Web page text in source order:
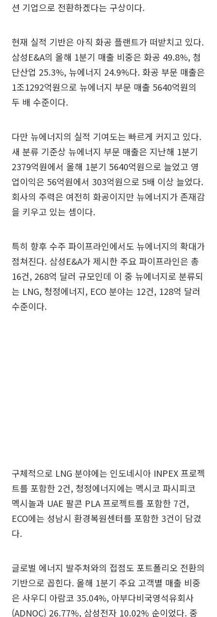
션 기업으로 전환하겠다는 구상이다.
현재 실적 기반은 아직 화공 플랜트가 떠받치고 있다.
삼성E&A의 올해 1분기 매출 비중은 화공 49.8%, 첨
단산업 25.3%, 뉴에너지 24.9%다. 화공 부문 매출은
1조1292억원으로 뉴에너지 부문 매출 5640억원의
두 배 수준이다.
다만 뉴에너지의 실적 기여도는 빠르게 커지고 있다.
새 분류 기준상 뉴에너지 부문 매출은 지난해 1분기
2379억원에서 올해 1분기 5640억원으로 늘었고 영
업이익은 56억원에서 303억원으로 5배 이상 늘었다.
회사의 주력은 여전히 화공이지만 뉴에너지가 존재감
을 키우고 있는 셈이다.
특히 향후 수주 파이프라인에서도 뉴에너지의 확대가
점쳐진다. 삼성E&A가 제시한 주요 파이프라인은 총
16건, 268억 달러 규모인데 이 중 뉴에너지로 분류되
는 LNG, 청정에너지, ECO 분야는 12건, 128억 달러
수준이다.
구체적으로 LNG 분야에는 인도네시아 INPEX 프로젝
트를 포함한 2건, 청정에너지에는 멕시코 파시피코
멕시놀과 UAE 팔콘 PLA 프로젝트를 포함한 7건,
ECO에는 성남시 환경복원센터를 포함한 3건이 담겼
다.
글로벌 에너지 발주처와의 접점도 포트폴리오 전환의
기반으로 꼽힌다. 올해 1분기 주요 고객별 매출 비중
은 사우디 아람코 35.04%, 아부다비국영석유회사
(ADNOC) 26.77%, 삼성전자 10.02% 순이었다. 중